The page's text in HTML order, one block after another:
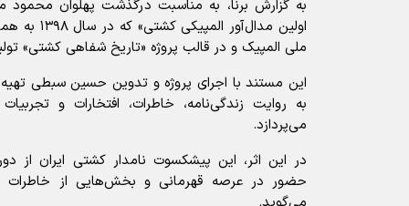
به گزارش برنا، به مناسبت درگذشت پهلوان محمود
اولین
ملی المپیک و در قالب پروژه «تاریخ شفاهی کشتی»
این مستند با اجرای پروژه و تدوین حسین سبطی
به روایت زندگی‌نامه، خاطرات، افتخارات و
می‌پردازد.
در این اثر، این پیشکسوت نامدار کشتی ایران از
حضور در عرصه قهرمانی و بخش‌هایی از